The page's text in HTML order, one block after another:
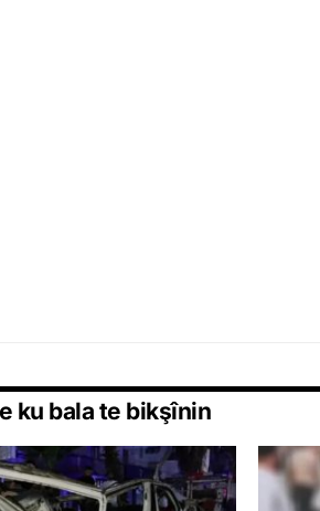
ku bala te bikşînin